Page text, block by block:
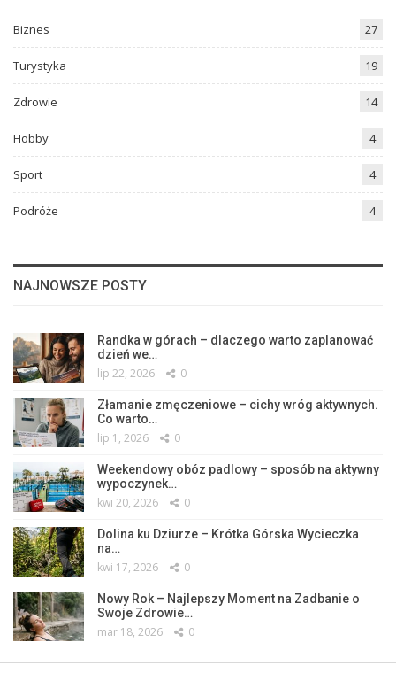
Biznes 27
Turystyka 19
Zdrowie 14
Hobby 4
Sport 4
Podróże 4
NAJNOWSZE POSTY
Randka w górach – dlaczego warto zaplanować
dzień we…
lip 22, 2026 0
Złamanie zmęczeniowe – cichy wróg aktywnych.
Co warto…
lip 1, 2026 0
Weekendowy obóz padlowy – sposób na aktywny
wypoczynek…
kwi 20, 2026 0
Dolina ku Dziurze – Krótka Górska Wycieczka
na…
kwi 17, 2026 0
Nowy Rok – Najlepszy Moment na Zadbanie o
Swoje Zdrowie…
mar 18, 2026 0